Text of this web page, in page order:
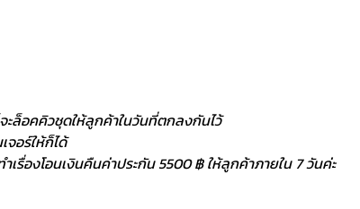
จะล็อคคิวชุดให้ลูกค้าในวันที่ตกลงกันไว้
จอร์ให้ก็ได้
รื่องโอนเงินคืนค่าประกัน 5500 ฿ ให้ลูกค้าภายใน 7 วันค่ะ